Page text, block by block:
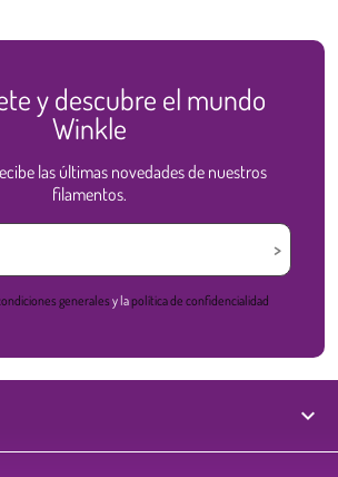
y descubre el mundo
Winkle
las últimas novedades de nuestros
filamentos.
generalesy lapolítica de confidencialidad
